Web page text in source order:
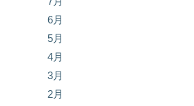
6月
5月
4月
3月
2月